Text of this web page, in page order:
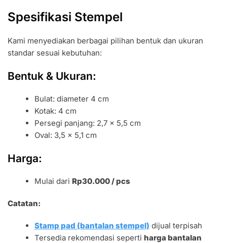
Spesifikasi Stempel
Kami menyediakan berbagai pilihan bentuk dan ukuran
standar sesuai kebutuhan:
Bentuk & Ukuran:
Bulat: diameter 4 cm
Kotak: 4 cm
Persegi panjang: 2,7 x 5,5 cm
Oval: 3,5 x 5,1 cm
Harga:
Mulai dariRp30.000 / pcs
Catatan:
Stamp pad (bantalan stempel) dijual terpisah
Tersedia rekomendasi sepertiharga bantalan